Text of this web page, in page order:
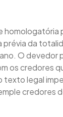
homologatória
prévia da
O devedor
os credores
texto legal
credores